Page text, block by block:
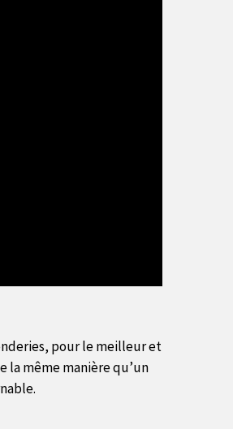
pour le meilleur et
la même manière qu’un